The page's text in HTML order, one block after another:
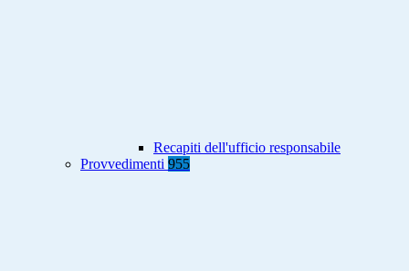
Recapiti dell'ufficio responsabile
Provvedimenti 955